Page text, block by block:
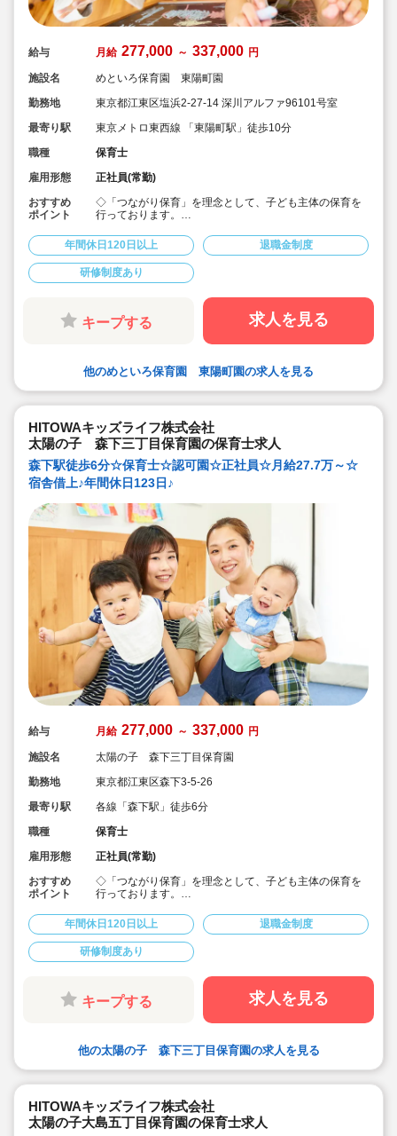
給与 月給 277,000 ～ 337,000 円
施設名
めといろ保育園 東陽町園
勤務地
東京都江東区塩浜2-27-14 深川アルファ96101号室
最寄り駅
東京メトロ東西線 「東陽町駅」徒歩10分
職種
保育士
雇用形態
正社員(常勤)
おすすめ
ポイント
◇「つながり保育」を理念として、子ども主体の保育を
行っております。
あり♪
◇残業ゼロ推進 / 持ち帰り残業禁止 / 残業代は1分単位で
支給！
◇年間休日123日から / プライベートも充実 / 12連休取得
◇多彩なキャリアアップ研修 / 年間100以上実施 / 充実し
たバックアップ！
年間休日120日以上 退職金制度
研修制度あり
キープする 求人を見る
他のめといろ保育園 東陽町園の求人を見る
HITOWAキッズライフ株式会社
太陽の子 森下三丁目保育園の保育士求人
森下駅徒歩6分☆保育士☆認可園☆正社員☆月給27.7万～☆
宿舎借上♪年間休日123日♪
給与 月給 277,000 ～ 337,000 円
施設名
太陽の子 森下三丁目保育園
勤務地
東京都江東区森下3-5-26
最寄り駅
各線「森下駅」徒歩6分
職種
保育士
雇用形態
正社員(常勤)
おすすめ
ポイント
◇「つながり保育」を理念として、子ども主体の保育を
行っております。
あり♪
◇残業ゼロ推進 / 持ち帰り残業禁止 / 残業代は1分単位で
支給！
◇年間休日123日から / プライベートも充実 / 12連休取得
◇多彩なキャリアアップ研修 / 年間100以上実施 / 充実し
たバックアップ！
年間休日120日以上 退職金制度
研修制度あり
キープする 求人を見る
他の太陽の子 森下三丁目保育園の求人を見る
HITOWAキッズライフ株式会社
太陽の子大島五丁目保育園の保育士求人